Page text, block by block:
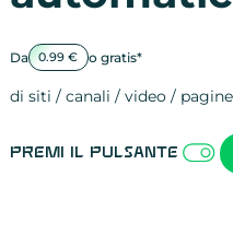
Da 0.99 € o gratis*
di siti / canali / video /
Premi il pulsante